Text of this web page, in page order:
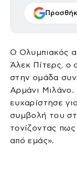
Ο Ολυμπιακός
Άλεκ Πίτερς, ο
στην ομάδα
Αρμάνι
ευχαρίστησε
συμβολή του
τονίζοντας
από εμάς».